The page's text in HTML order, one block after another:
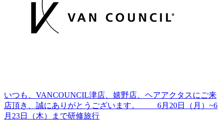
いつも、VANCOUNCIL津店、嬉野店、ヘアアクタスにご来
店頂き、誠にありがとうございます。 6月20日（月）~6
月23日（木）まで研修旅行